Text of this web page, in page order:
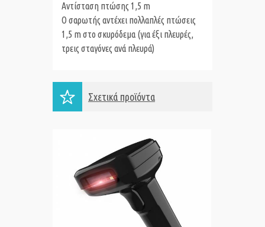
Αντίσταση πτώσης 1,5 m
Ο σαρωτής αντέχει πολλαπλές πτώσεις
1,5 m στο σκυρόδεμα (για έξι πλευρές,
τρεις σταγόνες ανά πλευρά)
Σχετικά προϊόντα